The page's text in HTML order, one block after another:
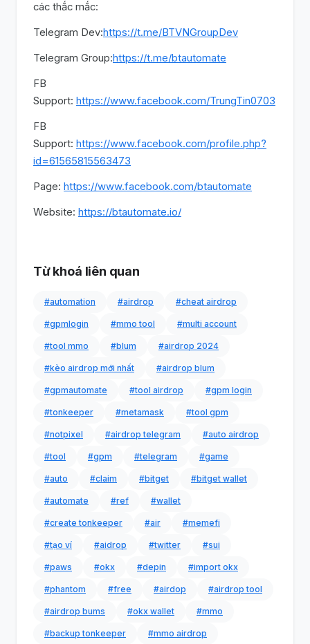
các thắc mắc:
Telegram Dev:https://t.me/BTVNGroupDev
Telegram Group:https://t.me/btautomate
FB
Support: https://www.facebook.com/TrungTin0703
FB
Support: https://www.facebook.com/profile.php?
id=61565815563473
Page: https://www.facebook.com/btautomate
Website: https://btautomate.io/
Từ khoá liên quan
#automation #airdrop #cheat airdrop
#gpmlogin #mmo tool #multi account
#tool mmo #blum #airdrop 2024
#kèo airdrop mới nhất #airdrop blum
#gpmautomate #tool airdrop #gpm login
#tonkeeper #metamask #tool gpm
#notpixel #airdrop telegram #auto airdrop
#tool #gpm #telegram #game
#auto #claim #bitget #bitget wallet
#automate #ref #wallet
#create tonkeeper #air #memefi
#tạo ví #aidrop #twitter #sui
#paws #okx #depin #import okx
#phantom #free #airdop #airdrop tool
#airdrop bums #okx wallet #mmo
#backup tonkeeper #mmo airdrop